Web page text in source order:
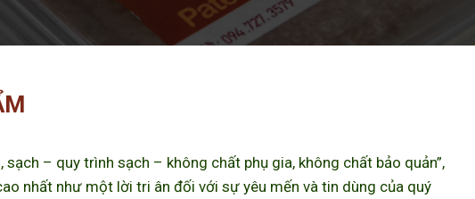
– quy trình sạch – không chất phụ gia, không chất bảo quản”,
nhất như một lời tri ân đối với sự yêu mến và tin dùng của quý